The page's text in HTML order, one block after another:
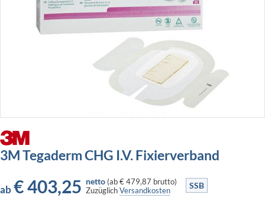
3M Tegaderm CHG I.V. Fixierverband
ab €403,25 netto (ab€ 479,87 brutto)
ZuzüglichVersandkosten SSB